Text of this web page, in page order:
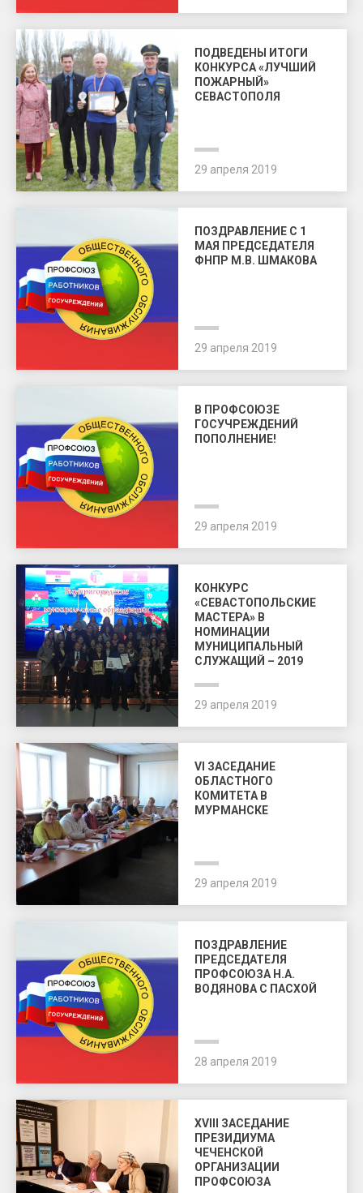
ПОДВЕДЕНЫ ИТОГИ
КОНКУРСА «ЛУЧШИЙ
ПОЖАРНЫЙ»
СЕВАСТОПОЛЯ
29 апреля 2019
ПОЗДРАВЛЕНИЕ С 1
МАЯ ПРЕДСЕДАТЕЛЯ
ФНПР М.В. ШМАКОВА
29 апреля 2019
В ПРОФСОЮЗЕ
ГОСУЧРЕЖДЕНИЙ
ПОПОЛНЕНИЕ!
29 апреля 2019
КОНКУРС
«СЕВАСТОПОЛЬСКИЕ
МАСТЕРА» В
НОМИНАЦИИ
МУНИЦИПАЛЬНЫЙ
СЛУЖАЩИЙ – 2019
29 апреля 2019
VI ЗАСЕДАНИЕ
ОБЛАСТНОГО
КОМИТЕТА В
МУРМАНСКЕ
29 апреля 2019
ПОЗДРАВЛЕНИЕ
ПРЕДСЕДАТЕЛЯ
ПРОФСОЮЗА Н.А.
ВОДЯНОВА С ПАСХОЙ
28 апреля 2019
XVIII ЗАСЕДАНИЕ
ПРЕЗИДИУМА
ЧЕЧЕНСКОЙ
ОРГАНИЗАЦИИ
ПРОФСОЮЗА